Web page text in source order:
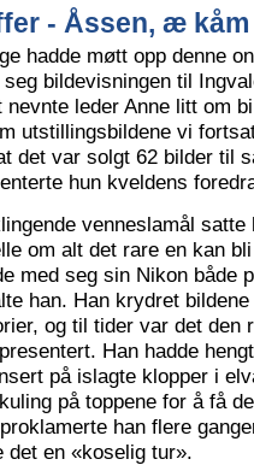
- Åssen, æ
hadde møtt opp denne
seg bildevisningen til
nevnte leder Anne litt om
utstillingsbildene vi
det var solgt 62 bilder til
hun kveldens
venneslamål
om alt det rare en kan
med seg sin Nikon både
han. Han krydret
og til tider var det den
Han hadde
på islagte klopper i
på toppene for å få
han flere
det en «koselig tur».